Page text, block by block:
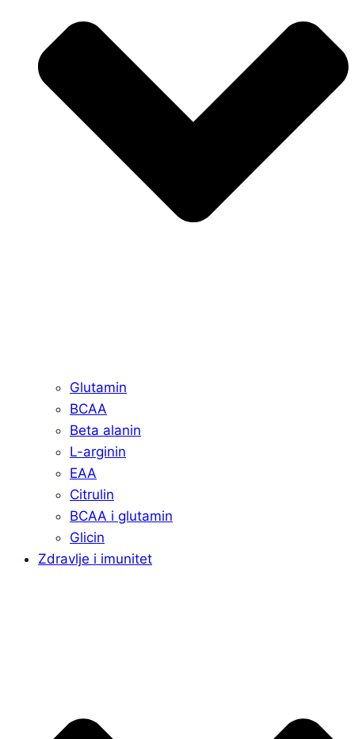
Glutamin
BCAA
Beta alanin
L-arginin
EAA
Citrulin
BCAA i glutamin
Glicin
Zdravlje i imunitet